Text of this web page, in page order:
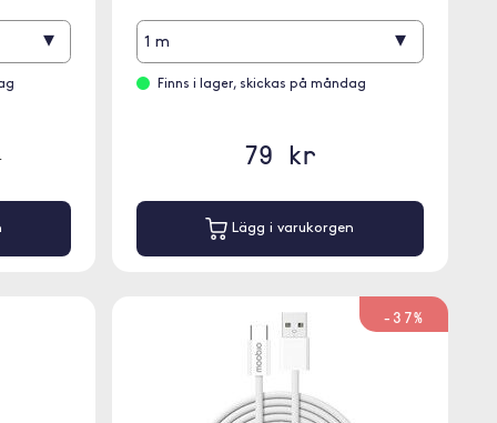
▾ 1 m ▾
Finns i lager, skickas på måndag
79 kr
Lägg i varukorgen
-37%